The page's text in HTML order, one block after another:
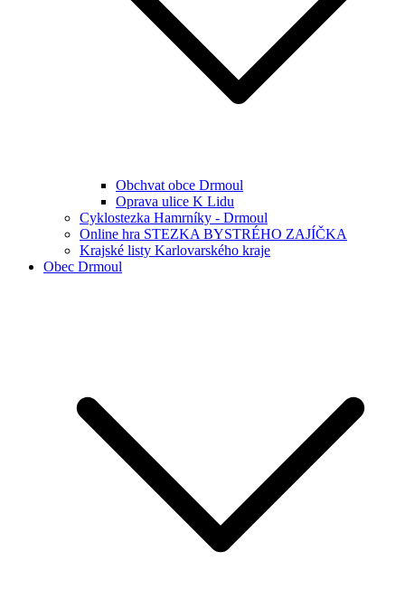
Obchvat obce Drmoul
Oprava ulice K Lidu
Cyklostezka Hamrníky - Drmoul
Online hra STEZKA BYSTRÉHO ZAJÍČKA
Krajské listy Karlovarského kraje
Obec Drmoul